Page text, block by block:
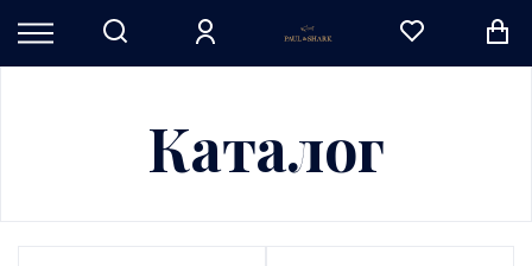
Каталог